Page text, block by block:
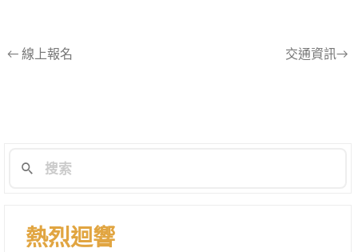
文
← 線上報名 交通資訊→
熱烈迴響